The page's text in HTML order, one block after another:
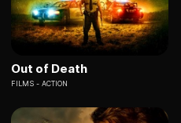
Out of Death
FILMS ACTION